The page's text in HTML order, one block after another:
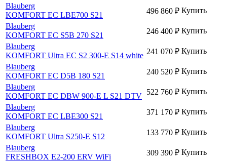
Blauberg
KOMFORT EC LBE700 S21
496 860 ₽ Купить
Blauberg
KOMFORT EC S5B 270 S21
246 400 ₽ Купить
Blauberg
KOMFORT Ultra EC S2 300-E S14 white 241 070 ₽ Купить
Blauberg
KOMFORT EC D5B 180 S21
240 520 ₽ Купить
Blauberg
KOMFORT EC DBW 900-E L S21 DTV 522 760 ₽ Купить
Blauberg
KOMFORT EC LBE300 S21
371 170 ₽ Купить
Blauberg
KOMFORT Ultra S250-E S12
133 770 ₽ Купить
Blauberg
FRESHBOX E2-200 ERV WiFi
309 390 ₽ Купить